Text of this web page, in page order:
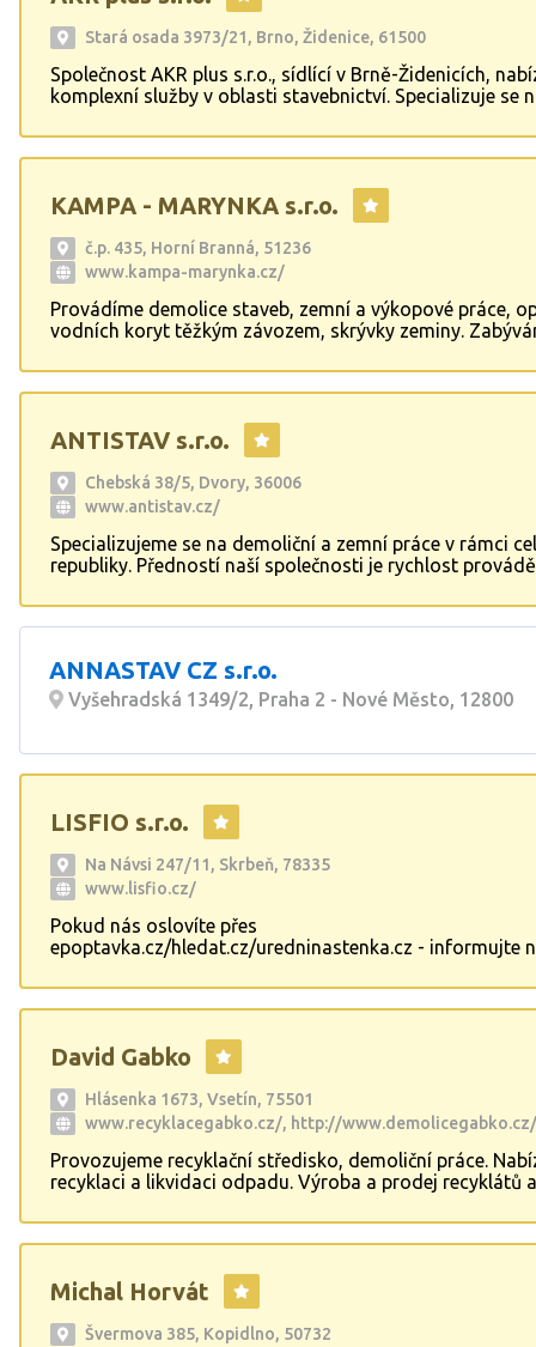
Stará osada 3973/21, Brno, Židenice, 61500
Společnost AKR plus s.r.o., sídlící v Brně-Židenicích,
komplexní služby v oblasti stavebnictví. Specializuje se
demoliční a úklidové práce. Dále se věnuje
bytů, kde klade důraz na kvalitu a spokojenost
spolehlivé a profesionální služby.
KAMPA - MARYNKA s.r.o.
č.p. 435, Horní Branná, 51236
www.kampa-marynka.cz/
Provádíme demolice staveb, zemní a výkopové práce,
vodních koryt těžkým závozem, skrývky zeminy.
komunikací, dále pozemní stavby. Zajistíme stavby
domů, zpevněných plotů, zámkových dlažeb i
ANTISTAV s.r.o.
Chebská 38/5, Dvory, 36006
www.antistav.cz/
Specializujeme se na demoliční a zemní práce v rámci
republiky. Předností naší společnosti je rychlost
zákazníka. Dále se zabýváme vykupováním a prodejem
konstrukcí hal.
ANNASTAV CZ s.r.o.
Vyšehradská 1349/2, Praha 2 - Nové Město, 12800
LISFIO s.r.o.
Na Návsi 247/11, Skrbeň, 78335
www.lisfio.cz/
Pokud nás oslovíte přes
epoptavka.cz/hledat.cz/uredninastenka.cz - informujte
panelové domy, poskytujeme konzultace a poradenství.
Obchodujeme stavebními materiály, střešní krytiny,
David Gabko
Hlásenka 1673, Vsetín, 75501
www.recyklacegabko.cz/, http://www.demolicegabko.cz/
Provozujeme recyklační středisko, demoliční práce.
recyklaci a likvidaci odpadu. Výroba a prodej recyklátů a
odpadů. Zlínský, Olomoucký, Moravskoslezský kraj.
Michal Horvát
Švermova 385, Kopidlno, 50732